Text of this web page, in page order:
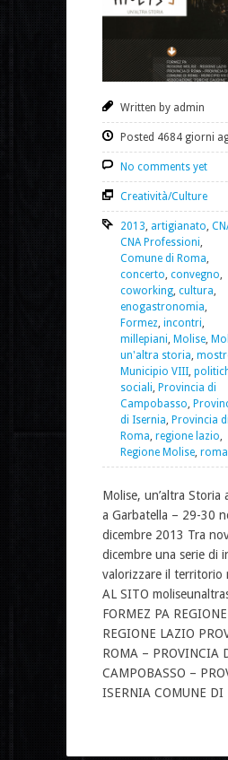
Written by admin
Posted 4684 giorni
No comments yet
Creatività/Culture
2013 artigianato
CNA Professioni
Comune di Roma
concerto convegno
coworking cultura
enogastronomia
Formez incontri
millepiani Molise
un'altra storia
Municipio VIII
sociali Provincia di
Campobasso
di Isernia Provincia di
Roma regione lazio
Regione Molise roma
Molise, un’altra Storia
a Garbatella – 29-30
dicembre 2013 Tra
dicembre una serie di
valorizzare il territorio
AL SITO
FORMEZ PA
REGIONE LAZIO
ROMA – PROVINCIA
CAMPOBASSO –
ISERNIA COMUNE DI